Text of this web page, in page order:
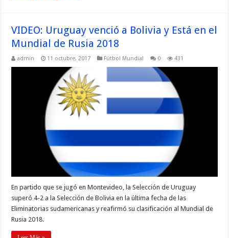
VIDEO: Uruguay venció a Bolivia y Está en el
Mundial de Rusia 2018
admin 11 octubre, 2017 Fútbol Mundial 0 431
En partido que se jugó en Montevideo, la Selección de Uruguay
superó 4-2 a la Selección de Bolivia en la última fecha de las
Eliminatorias sudamericanas y reafirmó su clasificación al Mundial de
Rusia 2018.